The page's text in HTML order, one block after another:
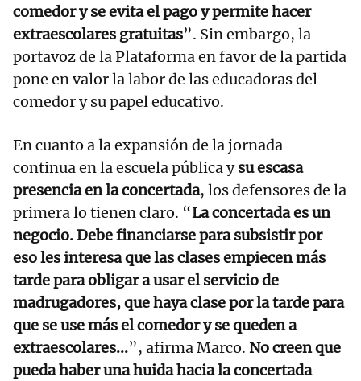
comedor y se evita el pago y permite hacer
extraescolares gratuitas”. Sin embargo, la
portavoz de la Plataforma en favor de la partida
pone en valor la labor de las educadoras del
comedor y su papel educativo.
En cuanto a la expansión de la jornada
continua en la escuela pública ysu escasa
presencia en la concertada, los defensores de la
primera lo tienen claro. “La concertada es un
negocio. Debe financiarse para subsistir por
eso les interesa que las clases empiecen más
tarde para obligar a usar el servicio de
madrugadores, que haya clase por la tarde para
que se use más el comedor y se queden a
extraescolares...”, afirma Marco. No creen que
pueda haber una huida hacia la concertada